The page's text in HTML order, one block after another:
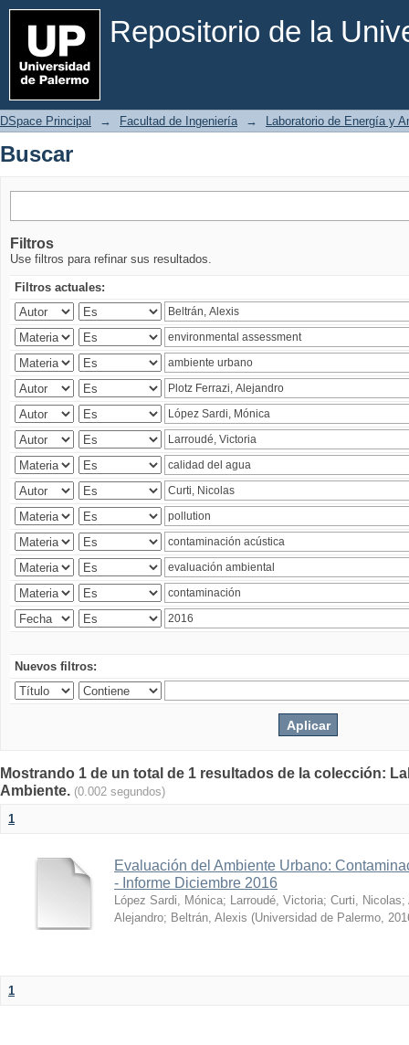
Repositorio de la
Buscar
DSpace Principal → Facultad de Ingeniería → Laboratorio de Energía y
Buscar
Filtros
Use filtros para refinar sus resultados.
Filtros actuales:
Nuevos filtros:
Mostrando 1 de un total de 1 resultados de la colección:
Ambiente. (0.002 segundos)
1
Evaluación del Ambiente Urbano:
- Informe Diciembre 2016
López Sardi, Mónica; Larroudé, Victoria; Curti, Nicolas;
Alejandro; Beltrán, Alexis (Universidad de Palermo,
1